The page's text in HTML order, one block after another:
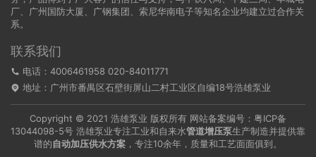
厂、广州国防大厦、广钢集团、索尼华南电子等知名企业均建立过合作关
系。
联系我们
电话：4006461958 020-84011771
地址：广州市番禺区石壁街屏山二村工业区自编18号浩雄泵业
Copyright © 2021 浩雄泵业 版权所有 网站备案编号： 粤ICP备
13044098-5号 浩雄泵业专注工业和自来水管道增压泵生产制造并提供靠
谱的自动加压供水方案 ，专注10余年，质量和工艺面面俱到。